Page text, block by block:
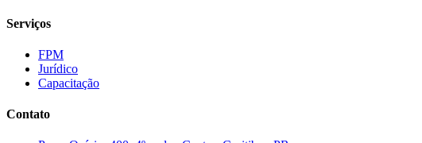
Serviços
FPM
Jurídico
Capacitação
Contato